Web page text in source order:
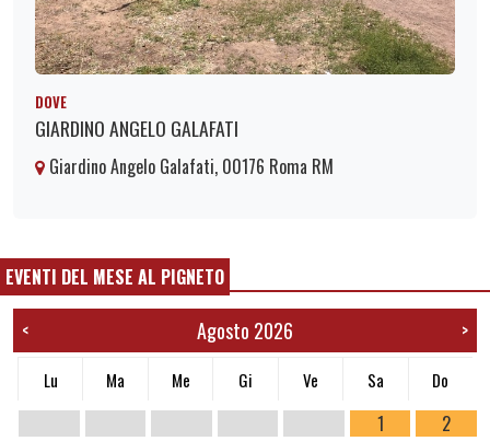
DOVE
GIARDINO ANGELO GALAFATI
Giardino Angelo Galafati, 00176 Roma RM
EVENTI DEL MESE AL PIGNETO
< Agosto 2026 >
Lu Ma Me Gi Ve Sa Do
1
2